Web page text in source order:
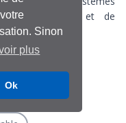
Sinon
plus
Ok
de sobriété et de